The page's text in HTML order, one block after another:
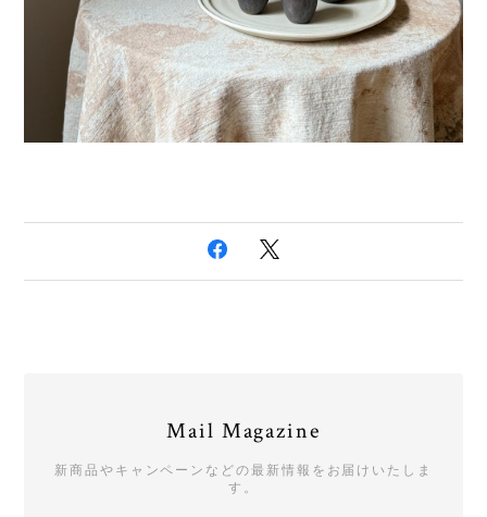
Mail Magazine
新商品やキャンペーンなどの最新情報をお届けいたしま
す。